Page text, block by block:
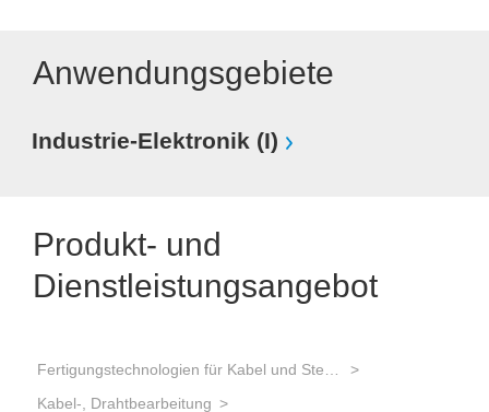
Anwendungsgebiete
Industrie-Elektronik (I)
Produkt- und
Dienstleistungsangebot
Kabel-, Drahtbearbeitung